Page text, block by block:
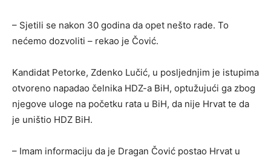
– Sjetili se nakon 30 godina da opet nešto rade. To
nećemo dozvoliti – rekao je Čović.
Kandidat Petorke, Zdenko Lučić, u posljednjim je istupima
otvoreno napadao čelnika HDZ-a BiH, optužujući ga zbog
njegove uloge na početku rata u BiH, da nije Hrvat te da
je uništio HDZ BiH.
– Imam informaciju da je Dragan Čović postao Hrvat u